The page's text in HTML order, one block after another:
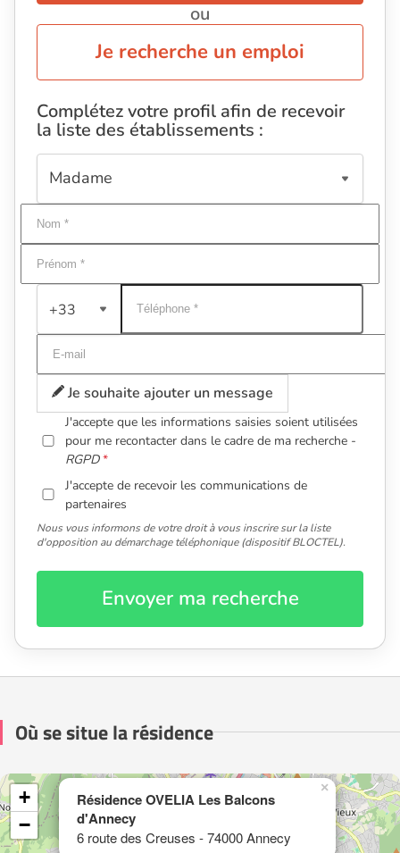
ou
Je recherche un emploi
Complétez votre profil afin de recevoir
la liste des établissements :
+33
Je souhaite ajouter un message
J'accepte que les informations saisies soient utilisées
pour me recontacter dans le cadre de ma recherche -
RGPD
J'accepte de recevoir les communications de
partenaires
Nous vous informons de votre droit à vous inscrire sur la liste
d'opposition au démarchage téléphonique (dispositif BLOCTEL).
Envoyer ma recherche
Où se situe la résidence
Résidence OVELIA Les Balcons
d'Annecy
6 route des Creuses - 74000 Annecy
×
+
−